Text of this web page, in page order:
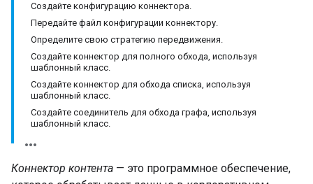
Создайте конфигурацию коннектора.
Передайте файл конфигурации коннектору.
Определите свою стратегию передвижения.
Создайте коннектор для полного обхода, используя
шаблонный класс.
Создайте коннектор для обхода списка, используя
шаблонный класс.
Создайте соединитель для обхода графа, используя
шаблонный класс.
Коннектор контента — это программное обеспечение,